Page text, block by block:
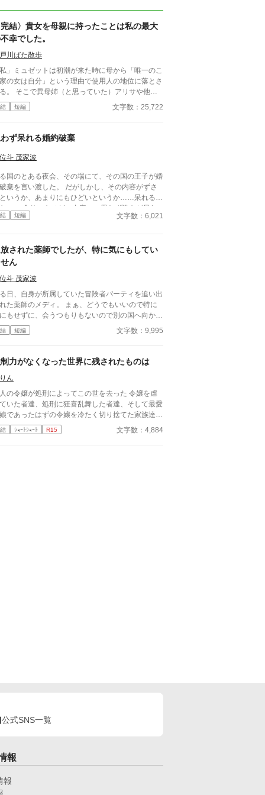
完結〉貴女を母親に持ったことは私の最大
幸でした。
川ばた散歩
私」ミュゼットは初潮が来た時に母から「唯一のこ
の女は自分」という理由で使用人の地位に落とさ
。 そこで異母姉（と思っていた）アリサや他の
人達から仕事を学びつつ、母への復讐を心に秘め
ととなる。 二年後にアリサの乳母マルティーヌ
応える形であちこち飛び回り、情報を渡してい
。 やがて本当の父親もわかり、暖かい家庭を手に
ることもできる見込みも立つ。 そんな彼女にと
っての致命傷でした。」のミュゼットのスピンオ
番外編にするとまた本編より長くなったりやや
くなりそうなんでもう分けることに。
短編 文字数：25,722
ず呆れる婚約破棄
斗 茂家波
国のとある夜会、その場にて、その国の王子が婚
棄を言い渡した。 だがしかし、その内容がずさ
いうか、あまりにもひどいというか……呆れるし
ない。 余りにもひどい内容に、思わず誰もが呆れ
うのであった。 ……ネタバレのような気がす
たします。
短編 文字数：6,021
された薬師でしたが、特に気にもしてい
せん
斗 茂家波
日、自身が所属していた冒険者パーティを追い出
た薬師のメディ。 まぁ、どうでもいいので特に
もせずに、会うつもりもないので別の国へ向かっ
まった。 だが、密かに彼女を大事にしていた人
の逆鱗に触れてしまったようであった‥‥‥ た
ドゴーレムによって、いつの間にか色々されてい
～何このメイド、ちょっと怖い～」に登場してい
が登場したりしますが、どうぞ読んでみてくださ
短編 文字数：9,995
力がなくなった世界に残されたものは
ん
の令嬢が処刑によってこの世を去った 令嬢を虐
いた者達、処刑に狂喜乱舞した者達、そして最愛
であったはずの令嬢を冷たく切り捨てた家族達
の強制力が解けたその瞬間、その世界はどうなる
のか その世界を狂わせたものは
ｼｮｰﾄｼｮｰﾄ R15 文字数：4,884
公式SNS一覧
報
報